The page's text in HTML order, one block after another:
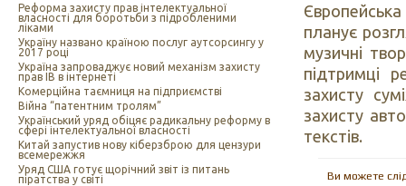
Реформа захисту прав інтелектуальної
власності для боротьби з підробленими
ліками
Україну названо країною послуг аутсорсингу у
2017 році
Україна запроваджує новий механізм захисту
прав ІВ в інтернеті
Комерційна таємниця на підприємстві
Війна “патентним тролям”
Український уряд обіцяє радикальну реформу в
сфері інтелектуальної власності
Китай запустив нову кіберзброю для цензури
всемережжя
Уряд США готує щорічний звіт із питань
піратства у світі
планує
музичні
підтримці
захисту
захисту
текстів.
Ви можете